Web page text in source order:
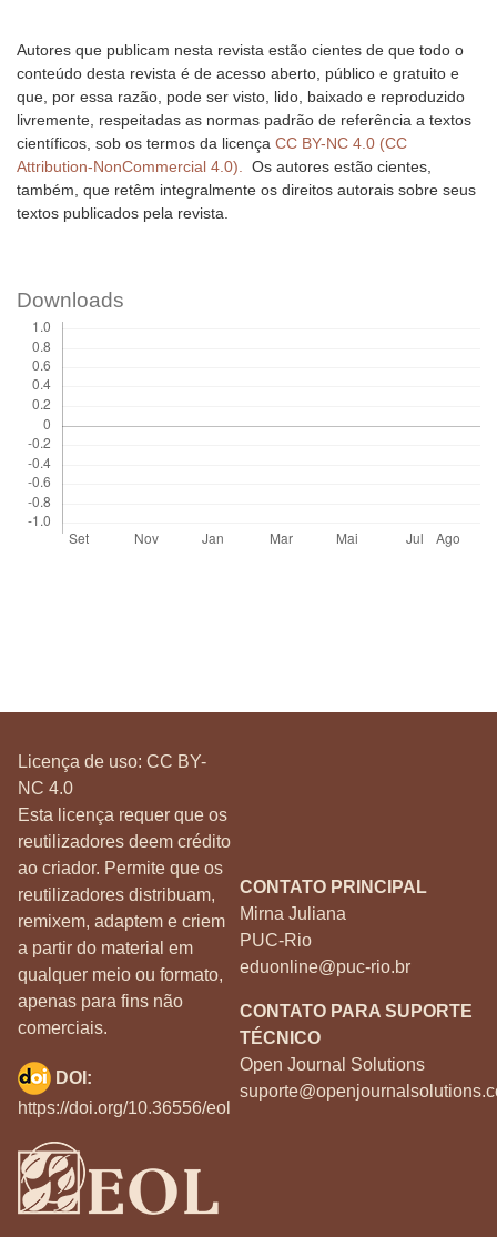
Autores que publicam nesta revista estão cientes de que todo o
conteúdo desta revista é de acesso aberto, público e gratuito e
que, por essa razão, pode ser visto, lido, baixado e reproduzido
livremente, respeitadas as normas padrão de referência a textos
científicos, sob os termos da licença CC BY-NC 4.0 (CC
Attribution-NonCommercial 4.0). Os autores estão cientes,
também, que retêm integralmente os direitos autorais sobre seus
textos publicados pela revista.
Downloads
Licença de uso: CC BY-
NC 4.0
Esta licença requer que os
reutilizadores deem crédito
ao criador. Permite que os
reutilizadores distribuam,
remixem, adaptem e criem
a partir do material em
qualquer meio ou formato,
apenas para fins não
comerciais.
CONTATO PRINCIPAL
Mirna Juliana
PUC-Rio
eduonline@puc-rio.br
CONTATO PARA SUPORTE
TÉCNICO
Open Journal Solutions
DOI:
https://doi.org/10.36556/eol